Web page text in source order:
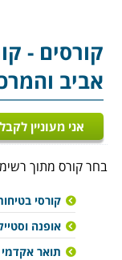
קורסים -
אביב
אני מעוניין
בחר קורס מתוך
קורסי
אופנה
תואר אקדמי